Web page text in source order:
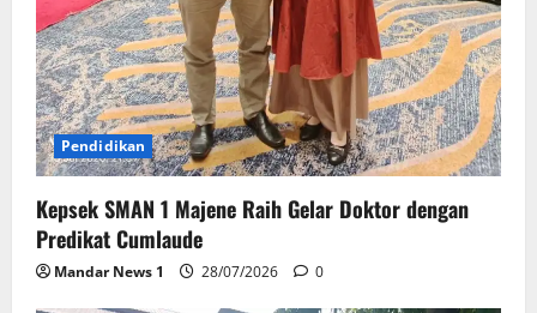
Pendidikan
Kepsek SMAN 1 Majene Raih Gelar Doktor dengan
Predikat Cumlaude
Mandar News 1 28/07/2026 0